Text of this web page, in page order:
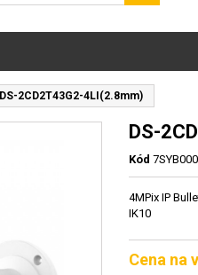
DS-2CD2T43G2-4LI(2.8mm)
DS-
Kód
4MPix IP
IK10
Cena na